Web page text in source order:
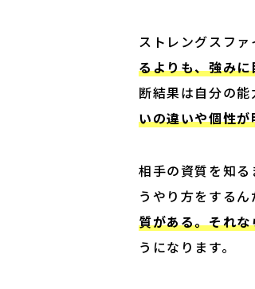
ストレングスフ
るよりも、強み
断結果は自分の
いの違いや個性
相手の資質を知
うやり方をする
質がある。それ
うになります。